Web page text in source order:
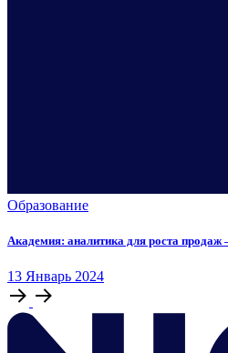
Образование
Академия: аналитика для роста продаж
13 Январь 2024